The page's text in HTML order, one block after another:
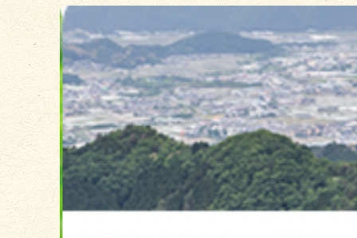
2
枚
目
の
ス
ラ